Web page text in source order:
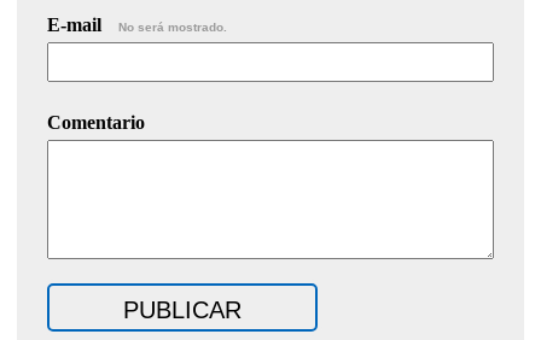
E-mail No será mostrado.
Comentario